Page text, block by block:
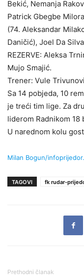
Bekić, Nemanja
Patrick Gbegbe
(74. Aleksandar
Daničić), Joel Da
REZERVE: Aleksa
Mujo Smajić.
Trener: Vule
Sa 14 pobjeda, 10
je treći tim lige. Za
liderom Radnikom 18
U narednom kolu
Milan Bogun/
TAGOVI fk rudar-
Prethodni članak